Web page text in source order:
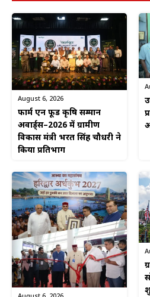
August 6, 2026
फार्म एन फूड कृषि सम्मान
अवार्ड्स–2026 में ग्रामीण
विकास मंत्री भरत सिंह चौधरी ने
किया प्रतिभाग